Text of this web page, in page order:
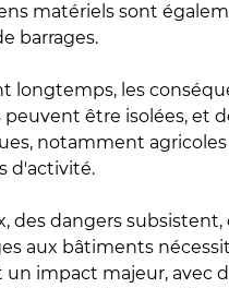
matériels sont
barrages.
longtemps, les
être isolées, et
notamment
d'activité.
des dangers
aux bâtiments
un impact majeur, avec